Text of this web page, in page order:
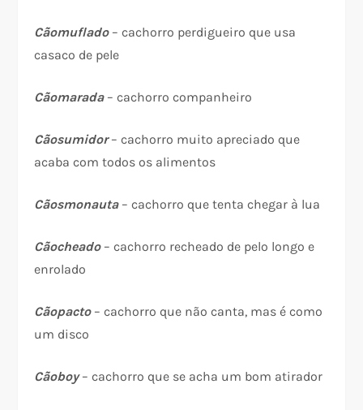
Cãomuflado– cachorro perdigueiro que usa
casaco de pele
Cãomarada– cachorro companheiro
Cãosumidor– cachorro muito apreciado que
acaba com todos os alimentos
Cãosmonauta– cachorro que tenta chegar à lua
Cãocheado– cachorro recheado de pelo longo e
enrolado
Cãopacto– cachorro que não canta, mas é como
um disco
Cãoboy– cachorro que se acha um bom atirador